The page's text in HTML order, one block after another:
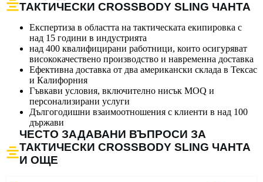
ТАКТИЧЕСКИ CROSSBODY SLING ЧАНТА
Експертиза в областта на тактическата екипировка с
над 15 години в индустрията
над 400 квалифицирани работници, които осигуряват
висококачествено производство и навременна доставка
Ефективна доставка от два американски склада в Тексас
и Калифорния
Гъвкави условия, включително нисък MOQ и
персонализирани услуги
Дългогодишни взаимоотношения с клиенти в над 100
държави
ЧЕСТО ЗАДАВАНИ ВЪПРОСИ ЗА
ТАКТИЧЕСКИ CROSSBODY SLING ЧАНТА
И ОЩЕ